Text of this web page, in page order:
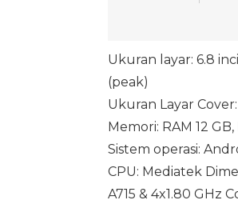
Ukuran layar: 6.8
(peak)
Ukuran Layar
Memori: RAM 12
Sistem operasi:
CPU: Mediatek
A715 & 4x1.80 GHz